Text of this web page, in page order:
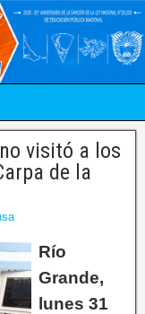
visitó a los
de la
Río
Grande,
lunes 31